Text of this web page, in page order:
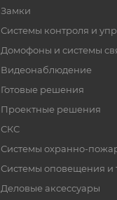
Замки
Системы контроля и
Домофоны и системы
Видеонаблюдение
Готовые решения
Проектные решения
СКС
Системы охранно-
Системы оповещения и
Деловые аксессуары